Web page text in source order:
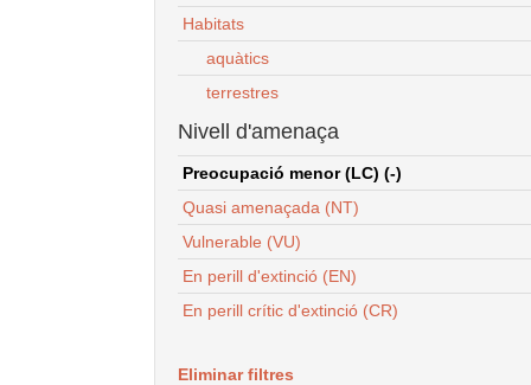
Habitats
aquàtics
terrestres
Nivell d'amenaça
Preocupació menor (LC) (-)
Quasi amenaçada (NT)
Vulnerable (VU)
En perill d'extinció (EN)
En perill crític d'extinció (CR)
Eliminar filtres